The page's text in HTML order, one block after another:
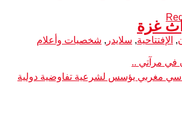
غزة
, الإفتتاحية, سلايدر , شخصيات وأعلام